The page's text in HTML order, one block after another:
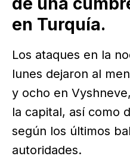
en Turquía.
Los ataques en la
lunes dejaron al
y ocho en
la capital, así como
según los últimos
autoridades.